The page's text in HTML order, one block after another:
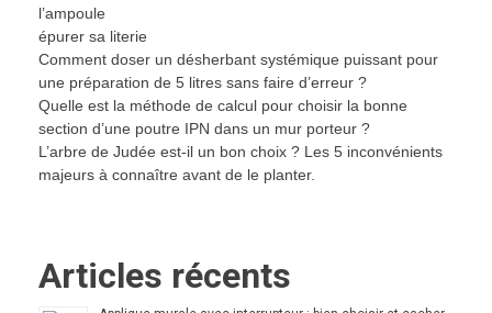
l’ampoule
épurer sa literie
Comment doser un désherbant systémique puissant pour
une préparation de 5 litres sans faire d’erreur ?
Quelle est la méthode de calcul pour choisir la bonne
section d’une poutre IPN dans un mur porteur ?
L’arbre de Judée est-il un bon choix ? Les 5 inconvénients
majeurs à connaître avant de le planter.
Articles récents